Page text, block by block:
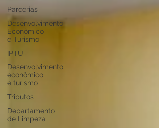
Parcerias
Desenvolvimento
Econômico
e Turismo
IPTU
Desenvolvimento
econômico
e turismo
Tributos
Departamento
de Limpeza